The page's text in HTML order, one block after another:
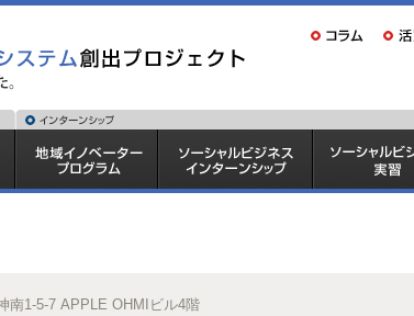
南1-5-7 APPLE OHMIビル4階